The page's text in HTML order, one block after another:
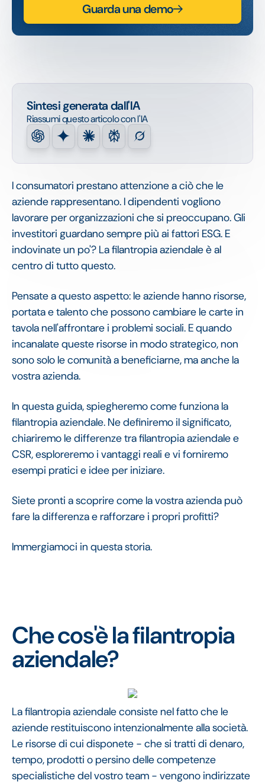
Sintesi generata dall'IA
Riassumi questo articolo con l'IA
I consumatori prestano attenzione a ciò che le
aziende rappresentano. I dipendenti vogliono
lavorare per organizzazioni che si preoccupano. Gli
investitori guardano sempre più ai fattori ESG. E
indovinate un po'? La filantropia aziendale è al
centro di tutto questo.
Pensate a questo aspetto: le aziende hanno risorse,
portata e talento che possono cambiare le carte in
tavola nell'affrontare i problemi sociali. E quando
incanalate queste risorse in modo strategico, non
sono solo le comunità a beneficiarne, ma anche la
vostra azienda.
In questa guida, spiegheremo come funziona la
filantropia aziendale. Ne definiremo il significato,
chiariremo le differenze tra filantropia aziendale e
CSR, esploreremo i vantaggi reali e vi forniremo
esempi pratici e idee per iniziare.
Siete pronti a scoprire come la vostra azienda può
fare la differenza e rafforzare i propri profitti?
Immergiamoci in questa storia.
Che cos'è la filantropia
aziendale?
La filantropia aziendale consiste nel fatto che le
aziende restituiscono intenzionalmente alla società.
Le risorse di cui disponete - che si tratti di denaro,
tempo, prodotti o persino delle competenze
specialistiche del vostro team - vengono indirizzate
Guarda una demo